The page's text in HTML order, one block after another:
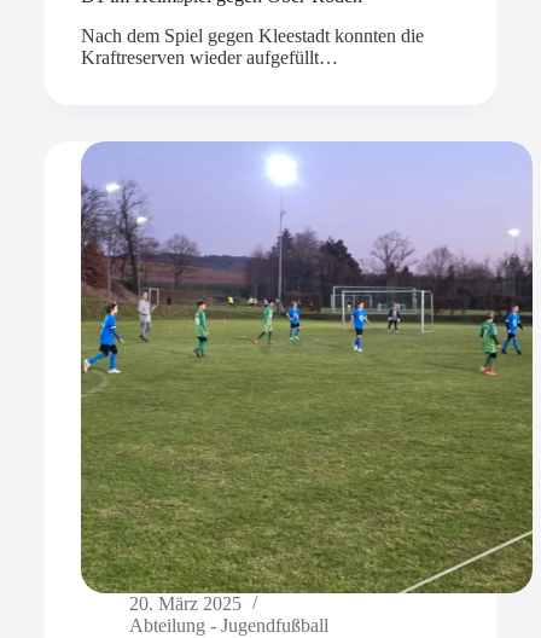
Nach dem Spiel gegen Kleestadt konnten die
Kraftreserven wieder aufgefüllt…
20. März 2025
Abteilung - Jugendfußball